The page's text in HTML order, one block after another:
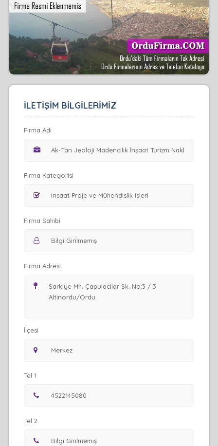
İLETİŞİM BİLGİLERİMİZ
Firma Adı
Firma Kategorisi
Firma Sahibi
Firma Adresi
İlçesi
Tel 1
Tel 2